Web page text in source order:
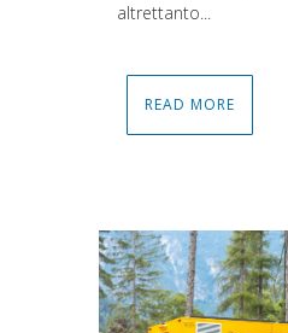
altrettanto...
READ MORE